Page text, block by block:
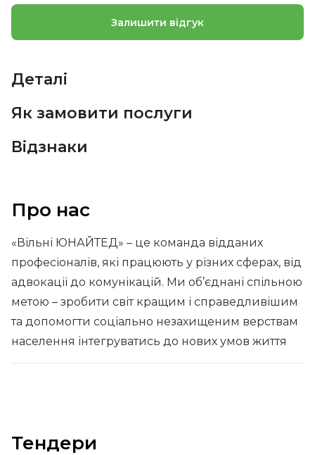
Про нас
«Вільні ЮНАЙТЕД» – це команда відданих
професіоналів, які працюють у різних сферах, від
адвокації до комунікацій. Ми об’єднані спільною
метою – зробити світ кращим і справедливішим
та допомогти соціально незахищеним верствам
населення інтегруватись до нових умов життя
Тендери
Залишити відгук
Деталі
Як замовити послуги
Відзнаки